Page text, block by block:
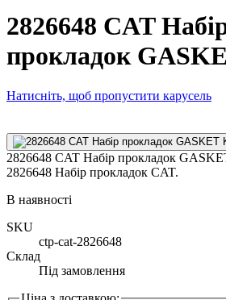
2826648 CAT
прокладок
Натисніть, щоб пропустити карусель
2826648 CAT Набір прокладок
2826648 Набір прокладок CAT.
В наявності
SKU
ctp-cat-2826648
Склад
Під замовлення